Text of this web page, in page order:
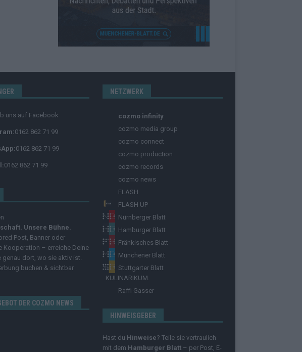
uns auf Facebook
0162 862 71 99
0162 862 71 99
0162 862 71 99
Unsere Bühne.
Post, Banner oder
Kooperation – erreiche Deine
genau dort, wo sie aktiv ist.
buchen & sichtbar
DER COZMO NEWS
NETZWERK
cozmo infinity
cozmo media group
cozmo connect
cozmo production
cozmo records
cozmo news
FLASH
FLASH UP
Nürnberger Blatt
Hamburger Blatt
Fränkisches Blatt
Münchener Blatt
Stuttgarter Blatt
KULINARIKUM.
Raffi Gasser
HINWEISGEBER
Hast du Hinweise? Teile sie vertraulich
mit dem Hamburger Blatt – per Post, E-